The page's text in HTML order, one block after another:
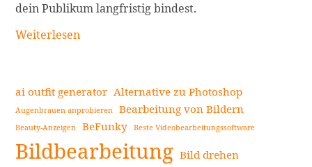
dein Publikum langfristig bindest.
Podcast-
man
weiterlesen
Weiterlesen
Seitenleiste
ai outfit generator Alternative zu Photoshop
Augenbrauen anprobieren Bearbeitung von Bildern
Beauty-Anzeigen BeFunky Beste Videobearbeitungssoftware
Bildbearbeitung Bild drehen